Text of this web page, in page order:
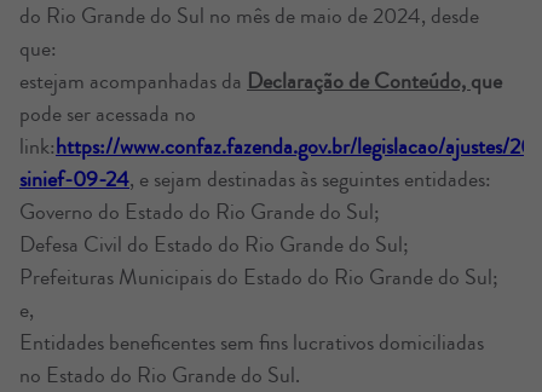
do Rio Grande do Sul no mês de maio de 2024, desde
que:
estejam acompanhadas da Declaração de Conteúdo,que
pode ser acessada no
link:https://www.confaz.fazenda.gov.br/legislacao/ajustes/
sinief-09-24, e sejam destinadas às seguintes entidades:
Governo do Estado do Rio Grande do Sul;
Defesa Civil do Estado do Rio Grande do Sul;
Prefeituras Municipais do Estado do Rio Grande do Sul;
e,
Entidades beneficentes sem fins lucrativos domiciliadas
no Estado do Rio Grande do Sul.